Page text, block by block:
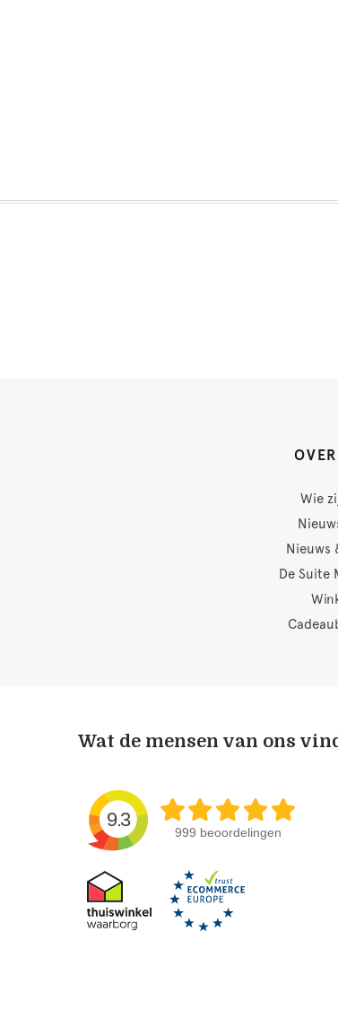
Wie
Nieuws
De Suite
Wat de mensen van ons
9.3
999 beoordelingen